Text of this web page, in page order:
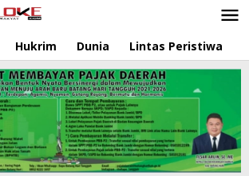
Hukrim Dunia Lintas Peristiwa